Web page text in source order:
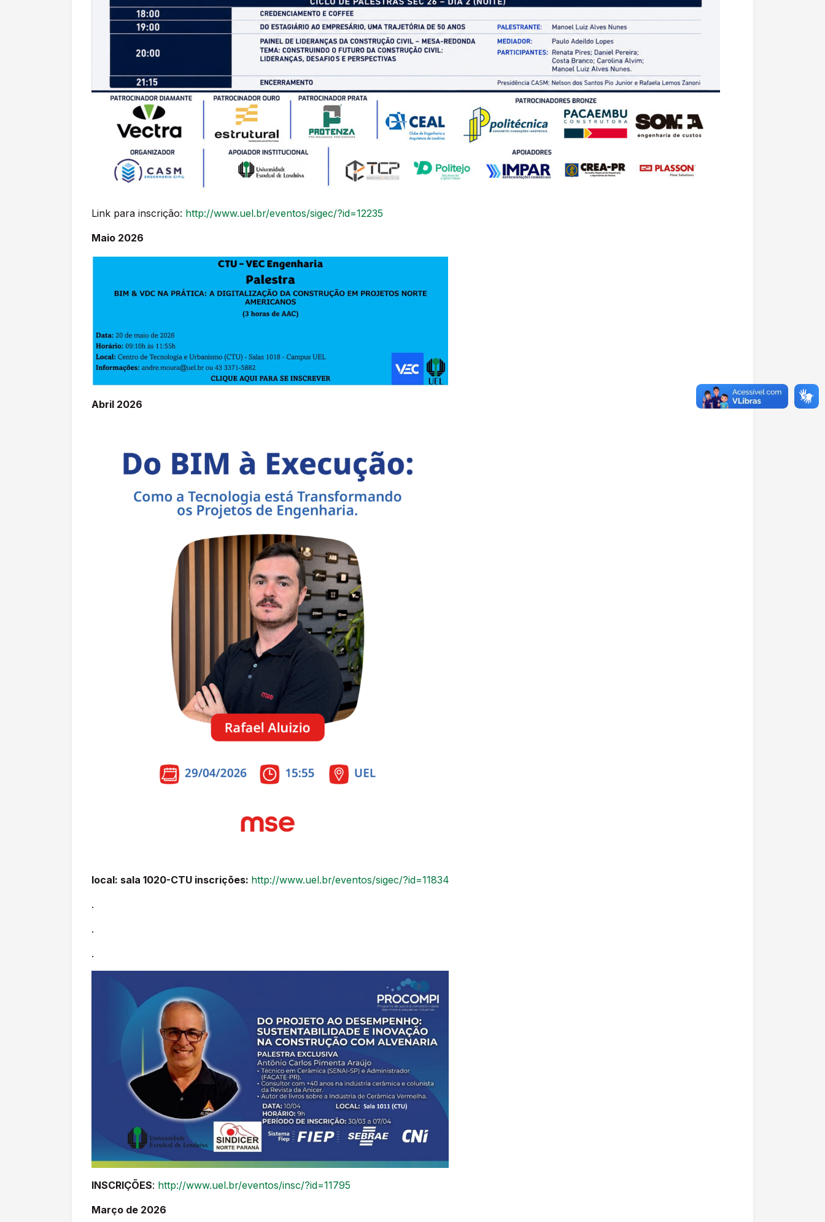
Link para inscrição: http://www.uel.br/eventos/sigec/?id=12235
Maio 2026
Abril 2026
local: sala 1020-CTU inscrições: http://www.uel.br/eventos/sigec/?id=11834
.
.
.
INSCRIÇÕES: http://www.uel.br/eventos/insc/?id=11795
Março de 2026